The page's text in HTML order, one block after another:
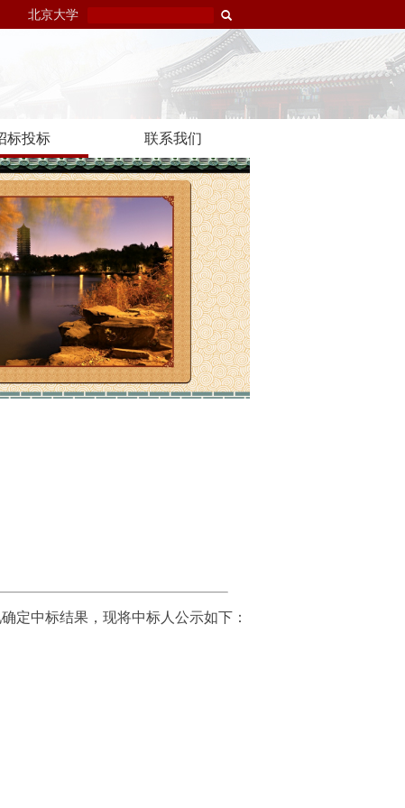
北京大学
标投标 联系我们
定中标结果，现将中标人公示如下：